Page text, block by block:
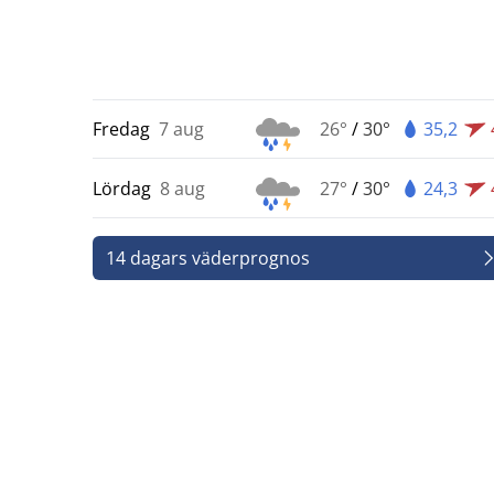
Fredag 7 aug 26° /30° 35,2
Lördag 8 aug 27° /30° 24,3
14 dagars väderprognos